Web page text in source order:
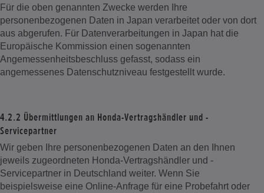
Für die oben genannten Zwecke werden Ihre
personenbezogenen Daten in Japan verarbeitet oder von dort
aus abgerufen. Für Datenverarbeitungen in Japan hat die
Europäische Kommission einen sogenannten
Angemessenheitsbeschluss gefasst, sodass ein
angemessenes Datenschutzniveau festgestellt wurde.
4.2.2 Übermittlungen an Honda-Vertragshändler und -
Servicepartner
Wir geben Ihre personenbezogenen Daten an den Ihnen
jeweils zugeordneten Honda-Vertragshändler und -
Servicepartner in Deutschland weiter. Wenn Sie
beispielsweise eine Online-Anfrage für eine Probefahrt oder